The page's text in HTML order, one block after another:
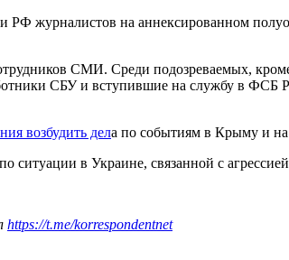
РФ журналистов на аннексированном
СМИ. Среди подозреваемых,
СБУ и вступившие на службу в
возбудить дела по событиям в Крыму и на
в Украине, связанной с
https://t.me/korrespondentnet